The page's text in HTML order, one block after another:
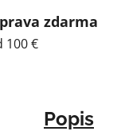
zdarma
100 €
Popis